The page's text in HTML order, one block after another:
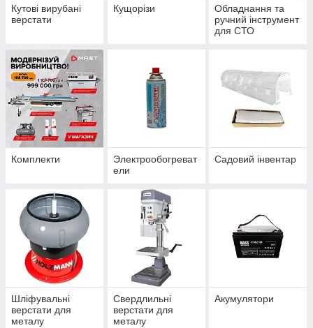
Кутові вирубані
верстати
Кущорізи
Обладнання та
ручний інструмент
для СТО
Комплекти
Электрообогреват
ели
Садовий інвентар
Шліфувальні
верстати для
металу
Свердлильні
верстати для
металу
Акумулятори